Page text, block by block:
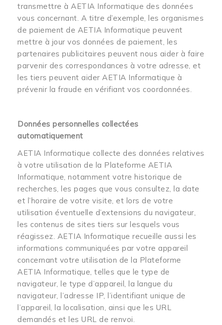
transmettre à AETIA Informatique des données
vous concernant. A titre d’exemple, les organismes
de paiement de AETIA Informatique peuvent
mettre à jour vos données de paiement, les
partenaires publicitaires peuvent nous aider à faire
parvenir des correspondances à votre adresse, et
les tiers peuvent aider AETIA Informatique à
prévenir la fraude en vérifiant vos coordonnées.
Données personnelles collectées
automatiquement
AETIA Informatique collecte des données relatives
à votre utilisation de la Plateforme AETIA
Informatique, notamment votre historique de
recherches, les pages que vous consultez, la date
et l’horaire de votre visite, et lors de votre
utilisation éventuelle d’extensions du navigateur,
les contenus de sites tiers sur lesquels vous
réagissez. AETIA Informatique recueille aussi les
informations communiquées par votre appareil
concernant votre utilisation de la Plateforme
AETIA Informatique, telles que le type de
navigateur, le type d’appareil, la langue du
navigateur, l’adresse IP, l’identifiant unique de
l’appareil, la localisation, ainsi que les URL
demandés et les URL de renvoi.